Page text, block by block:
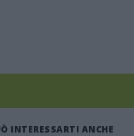
INTERESSARTI ANCHE